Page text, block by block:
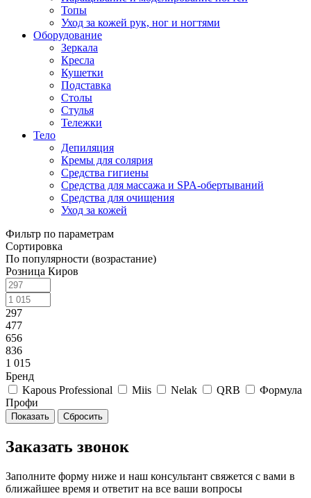
Топы
Уход за кожей рук, ног и ногтями
Оборудование
Зеркала
Кресла
Кушетки
Подставка
Столы
Стулья
Тележки
Тело
Депиляция
Кремы для солярия
Средства гигиены
Средства для массажа и SPA-обертываний
Средства для очищения
Уход за кожей
Фильтр по параметрам
Сортировка
По популярности (возрастание)
Розница Киров
297
477
656
836
1 015
Бренд
Kapous Professional
Miis Nelak QRB
Формула
Профи
Сбросить
Заказать звонок
Заполните форму ниже и наш консультант свяжется с вами в
ближайшее время и ответит на все ваши вопросы